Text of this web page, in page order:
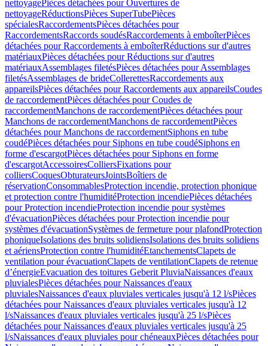
nettoyagePièces détachées pour Ouvertures de
nettoyageRéductionsPièces SuperTubePièces
spécialesRaccordementsPièces détachées pour
RaccordementsRaccords soudésRaccordements à emboîterPièces
détachées pour Raccordements à emboîterRéductions sur d'autres
matériauxPièces détachées pour Réductions sur d'autres
matériauxAssemblages filetésPièces détachées pour Assemblages
filetésAssemblages de brideCollerettesRaccordements aux
appareilsPièces détachées pour Raccordements aux appareilsCoudes
de raccordementPièces détachées pour Coudes de
raccordementManchons de raccordementPièces détachées pour
Manchons de raccordementManchons de raccordementPièces
détachées pour Manchons de raccordementSiphons en tube
coudéPièces détachées pour Siphons en tube coudéSiphons en
forme d'escargotPièces détachées pour Siphons en forme
d'escargotAccessoiresColliersFixations pour
colliersCoquesObturateursJointsBoîtiers de
réservationConsommablesProtection incendie, protection phonique
et protection contre l'humiditéProtection incendiePièces détachées
pour Protection incendieProtection incendie pour systèmes
d'évacuationPièces détachées pour Protection incendie pour
systèmes d'évacuationSystèmes de fermeture pour plafondProtection
phoniqueIsolations des bruits solidiensIsolations des bruits solidiens
et aériensProtection contre l'humiditéEtanchementsClapets de
ventilation pour évacuationClapets de ventilationClapets de retenue
d’énergieEvacuation des toitures Geberit PluviaNaissances d'eaux
pluvialesPièces détachées pour Naissances d'eaux
pluvialesNaissances d'eaux pluviales verticales jusqu'à 12 l/sPièces
détachées pour Naissances d'eaux pluviales verticales jusqu'à 12
l/sNaissances d'eaux pluviales verticales jusqu'à 25 l/sPièces
détachées pour Naissances d'eaux pluviales verticales jusqu'à 25
l/sNaissances d'eaux pluviales pour chéneauxPièces détachées pour